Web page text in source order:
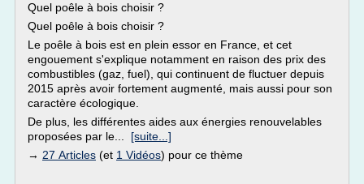
Quel poêle à bois choisir ?
Quel poêle à bois choisir ?
Le poêle à bois est en plein essor en France, et cet
engouement s'explique notamment en raison des prix des
combustibles (gaz, fuel), qui continuent de fluctuer depuis
2015 après avoir fortement augmenté, mais aussi pour son
caractère écologique.
De plus, les différentes aides aux énergies renouvelables
proposées par le... [suite...]
→ 27 Articles (et 1 Vidéos) pour ce thème